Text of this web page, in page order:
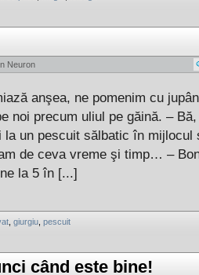
Neuron
anşea, ne pomenim cu
noi precum uliul pe găină. –
la un pescuit sălbatic în mijlocul
de ceva vreme şi timp… –
la 5 în [...]
giurgiu pescuit
când este bine!